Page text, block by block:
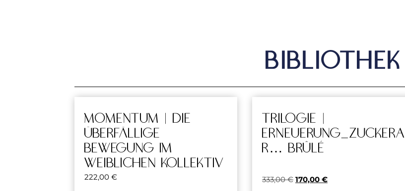
Bibliothek
MOMENTUM | Die
überfällige
Bewegung im
weiblichen Kollektiv
222,00 €
Trilogie |
Erneuerung_ZuckerA
r… brûlé
333,00€ 170,00 €